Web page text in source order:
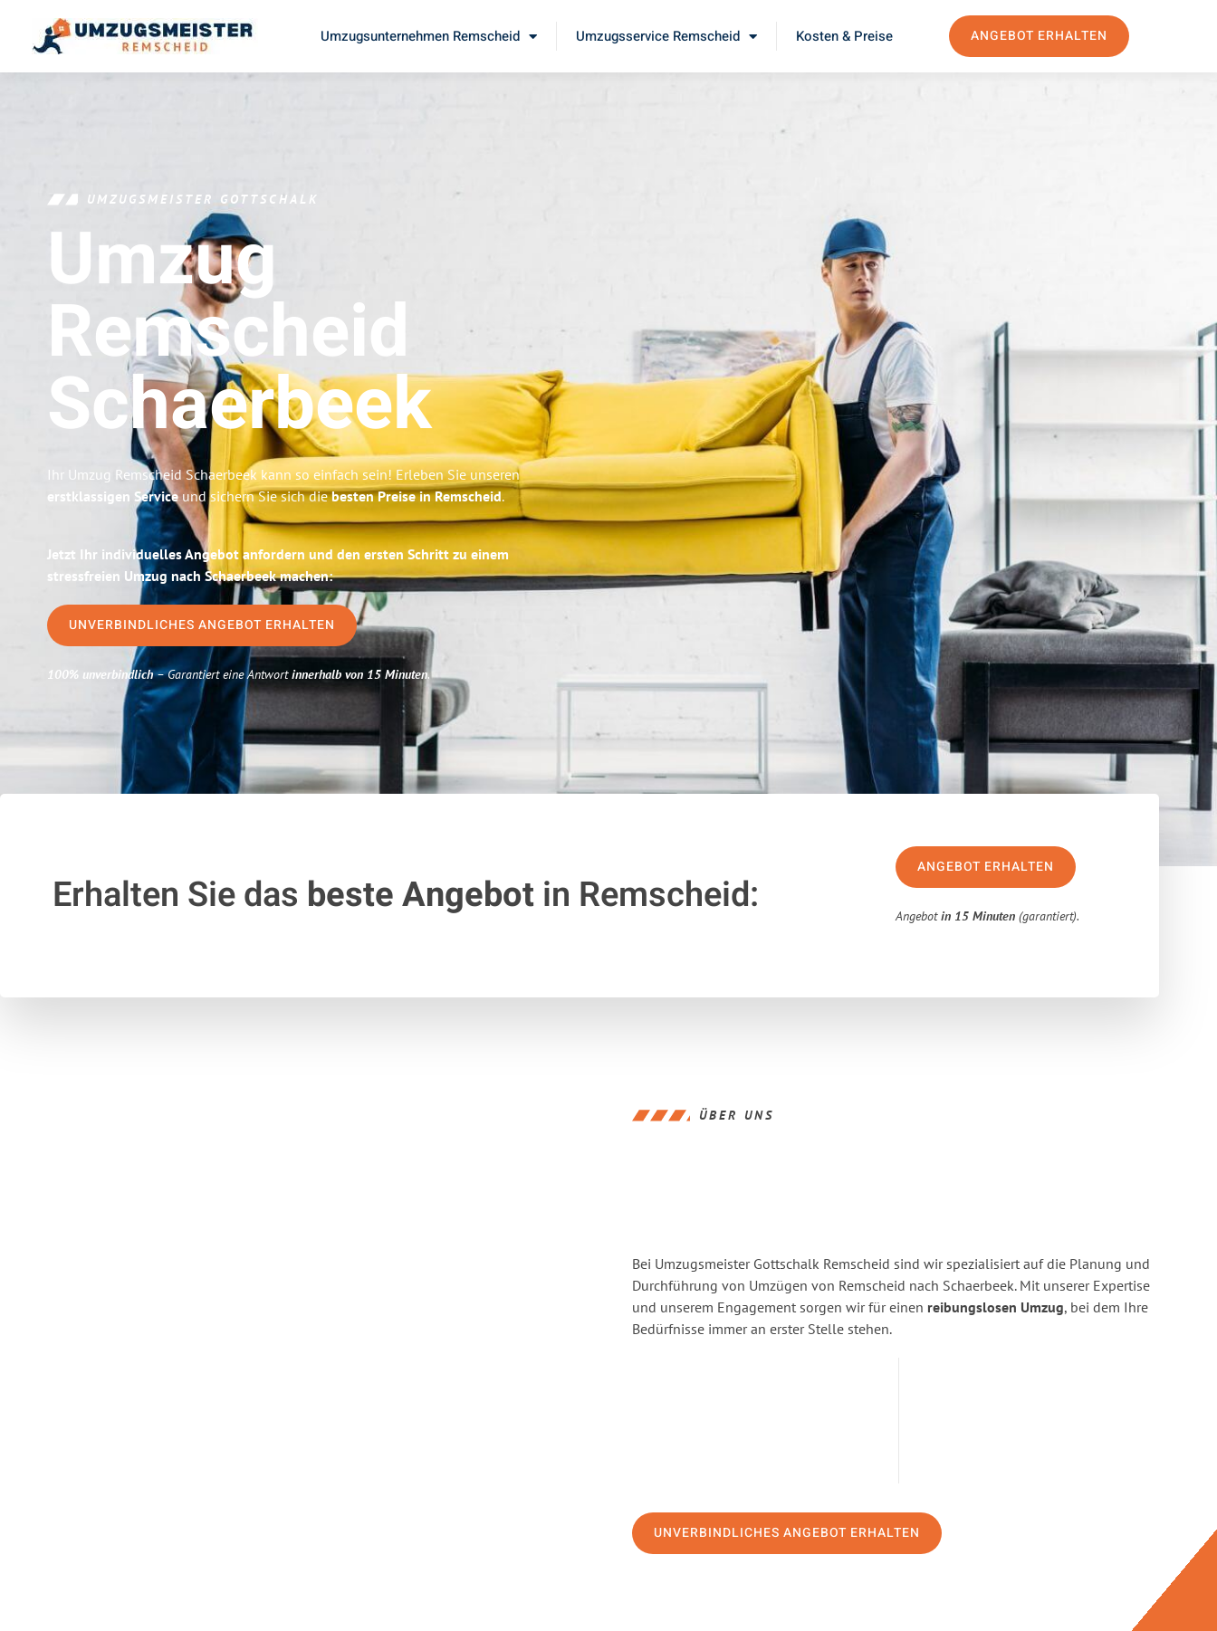
Umzugsunternehmen Remscheid Umzugsservice Remscheid Kosten & Preise ANGEBOT ERHALTEN
UMZUGSMEISTER GOTTSCHALK
Umzug
Remscheid
Schaerbeek
Ihr Umzug Remscheid Schaerbeek kann so einfach sein! Erleben Sie unseren
erstklassigen Serviceund sichern Sie sich diebesten Preise in Remscheid.
Jetzt Ihr individuelles Angebot anfordern und den ersten Schritt zu einem
stressfreien Umzug nach Schaerbeek machen:
UNVERBINDLICHES ANGEBOT ERHALTEN
100% unverbindlich– Garantiert eine Antwortinnerhalb von 15 Minuten.
Erhalten Sie das beste Angebotin Remscheid:
ANGEBOT ERHALTEN
Angebotin 15 Minuten (garantiert).
ÜBER UNS
Bei Umzugsmeister Gottschalk Remscheid sind wir spezialisiert auf die Planung und
Durchführung von Umzügen von Remscheid nach Schaerbeek. Mit unserer Expertise
und unserem Engagement sorgen wir für einen reibungslosen Umzug, bei dem Ihre
Bedürfnisse immer an erster Stelle stehen.
UNVERBINDLICHES ANGEBOT ERHALTEN